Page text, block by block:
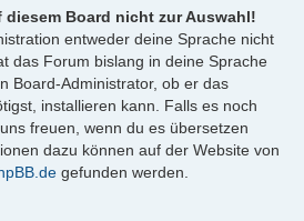
diesem Board nicht zur Auswahl!
entweder deine Sprache nicht
das Forum bislang in deine Sprache
Board-Administrator, ob er das
installieren kann. Falls es noch
freuen, wenn du es übersetzen
dazu können auf der Website von
gefunden werden.